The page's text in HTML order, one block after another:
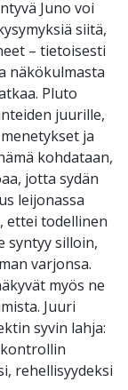
Juno voi
siitä,
– tietoisesti
näkökulmasta
Pluto
juurille,
ja
kohdataan,
jotta sydän
leijonassa
ettei todellinen
syntyy silloin,
varjonsa.
myös ne
Juuri
syvin lahja:
rehellisyydeksi